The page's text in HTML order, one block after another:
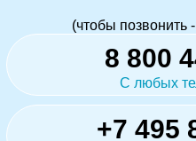
(чтобы позвонить
8 800
С любых
+7 495